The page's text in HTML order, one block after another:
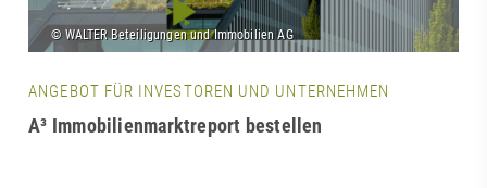
ANGEBOT FÜR INVESTOREN UND UNTERNEHMEN
A³ Immobilienmarktreport bestellen